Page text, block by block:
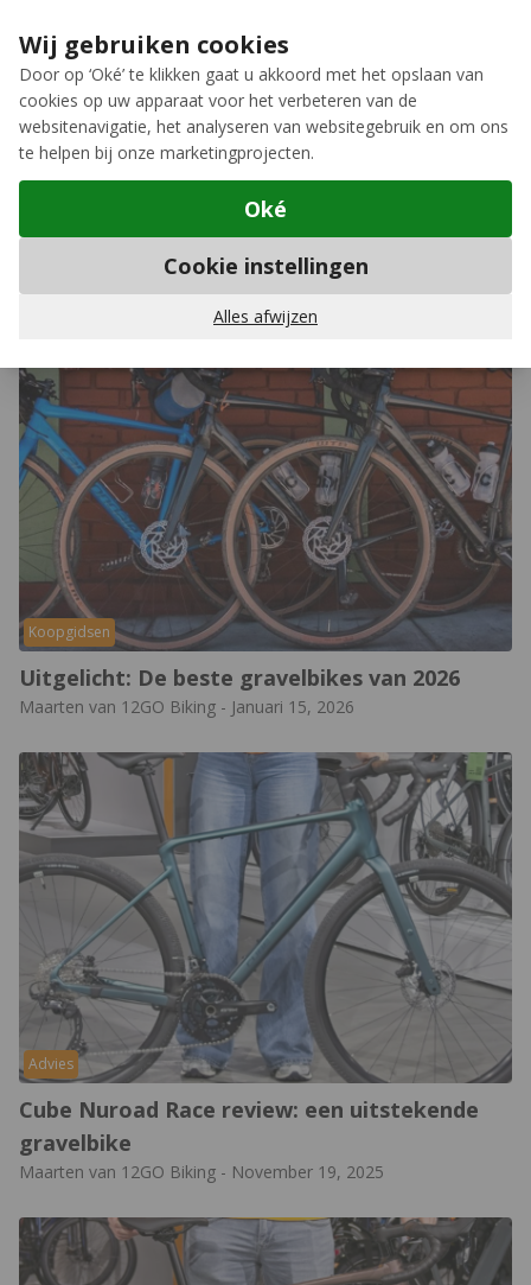
Wij gebruiken cookies
Door op ‘Oké’ te klikken gaat u akkoord met het opslaan van
cookies op uw apparaat voor het verbeteren van de
websitenavigatie, het analyseren van websitegebruik en om ons
te helpen bij onze marketingprojecten.
Oké
Cookie instellingen
Alles afwijzen
Meer keuze, meer plezier
12GO Biking
Blogs van 12GO Biking
Gravelbikes
Koopgidsen
Uitgelicht: De beste gravelbikes van 2026
Maarten van 12GO Biking - Januari 15, 2026
Advies
Cube Nuroad Race review: een uitstekende
gravelbike
Maarten van 12GO Biking - November 19, 2025